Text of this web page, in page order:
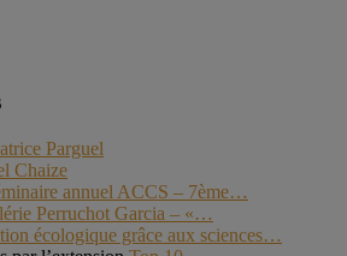
Parguel
Chaize
annuel ACCS – 7ème…
Perruchot Garcia – «…
écologique grâce aux sciences…